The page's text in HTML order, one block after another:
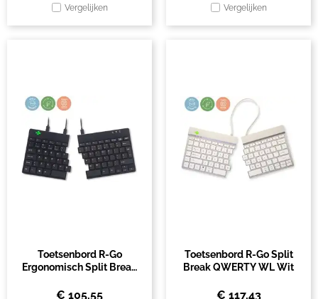
Vergelijken Vergelijken
Toetsenbord R-Go
Ergonomisch Split Break
€ 105,55
Toetsenbord R-Go Split
Break QWERTY WL Wit
€ 117,43